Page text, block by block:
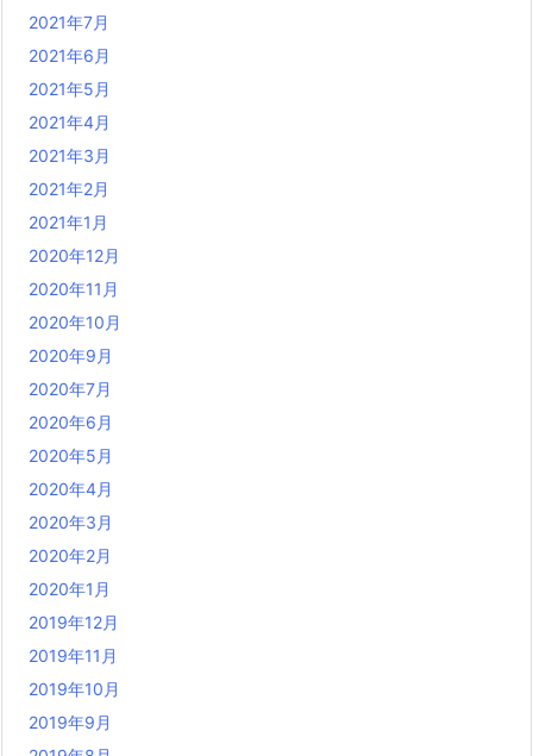
2021年7月
2021年6月
2021年5月
2021年4月
2021年3月
2021年2月
2021年1月
2020年12月
2020年11月
2020年10月
2020年9月
2020年7月
2020年6月
2020年5月
2020年4月
2020年3月
2020年2月
2020年1月
2019年12月
2019年11月
2019年10月
2019年9月